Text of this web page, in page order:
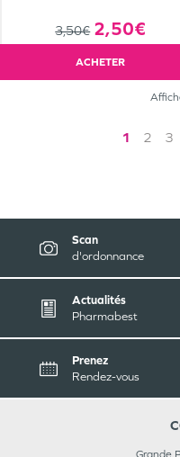
3,50€ 2,50€
ACHETER
1 2 3
Scan
d'ordonnance
Actualités
Pharmabest
Prenez
Rendez-vous
Grande